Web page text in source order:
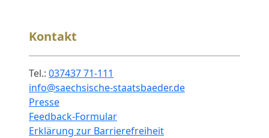
Kontakt
Tel.: 037437 71-111
info@saechsische-staatsbaeder.de
Presse
Feedback-Formular
Erklärung zur Barrierefreiheit